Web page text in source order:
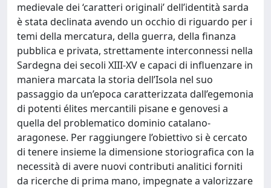
medievale dei ‘caratteri originali’ dell’identità sarda
è stata declinata avendo un occhio di riguardo per i
temi della mercatura, della guerra, della finanza
pubblica e privata, strettamente interconnessi nella
Sardegna dei secoli XIII-XV e capaci di influenzare in
maniera marcata la storia dell’Isola nel suo
passaggio da un’epoca caratterizzata dall’egemonia
di potenti élites mercantili pisane e genovesi a
quella del problematico dominio catalano-
aragonese. Per raggiungere l’obiettivo si è cercato
di tenere insieme la dimensione storiografica con la
necessità di avere nuovi contributi analitici forniti
da ricerche di prima mano, impegnate a valorizzare